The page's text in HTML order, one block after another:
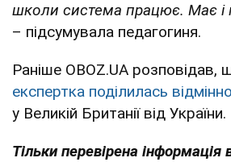
школи система працює. Має і
– підсумувала педагогиня.
Раніше OBOZ.UA розповідав,
експертка поділилась
у Великій Британії від України.
Тільки перевірена